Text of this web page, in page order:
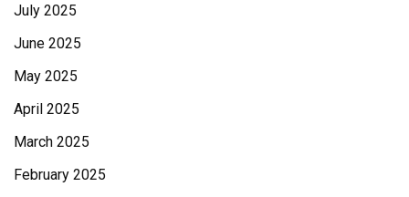
July 2025
June 2025
May 2025
April 2025
March 2025
February 2025